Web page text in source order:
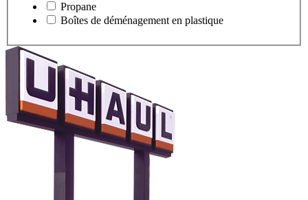
Propane
Boîtes de déménagement en plastique